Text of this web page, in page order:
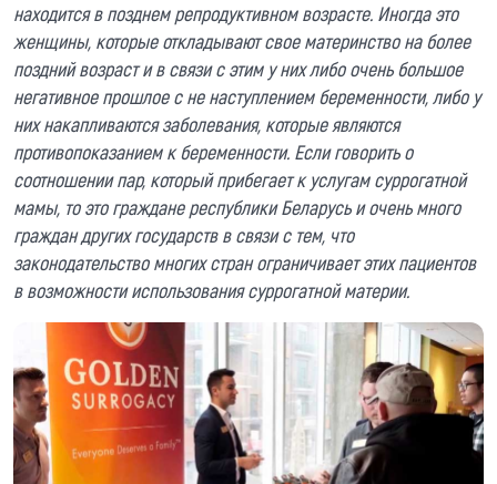
находится в позднем репродуктивном возрасте. Иногда это
женщины, которые откладывают свое материнство на более
поздний возраст и в связи с этим у них либо очень большое
негативное прошлое с не наступлением беременности, либо у
них накапливаются заболевания, которые являются
противопоказанием к беременности. Если говорить о
соотношении пар, который прибегает к услугам суррогатной
мамы, то это граждане республики Беларусь и очень много
граждан других государств в связи с тем, что
законодательство многих стран ограничивает этих пациентов
в возможности использования суррогатной материи.